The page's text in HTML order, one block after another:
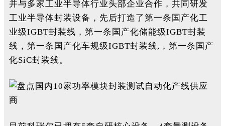
并与多家工业半导体行业头部企业合作，共同研发
工业半导体封装设备，先后打造了第一条国产化工
业级IGBT封装线，第一条国产化储能级IGBT封装
线，第一条国产化车规级IGBT封装线,，第一条国产
化SiC封装线。